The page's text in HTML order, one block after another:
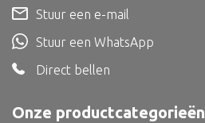
Roomdevider
Deco overig
Onze productcategorieën
Stuur een e-mail
Stuur een WhatsApp
Direct bellen